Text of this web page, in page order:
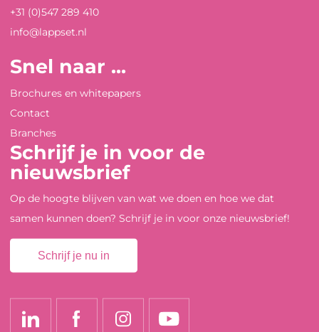
+31 (0)547 289 410
info@lappset.nl
Snel naar ...
Brochures en whitepapers
Contact
Branches
Schrijf je in voor de
nieuwsbrief
Op de hoogte blijven van wat we doen en hoe we dat
samen kunnen doen? Schrijf je in voor onze nieuwsbrief!
Schrijf je nu in